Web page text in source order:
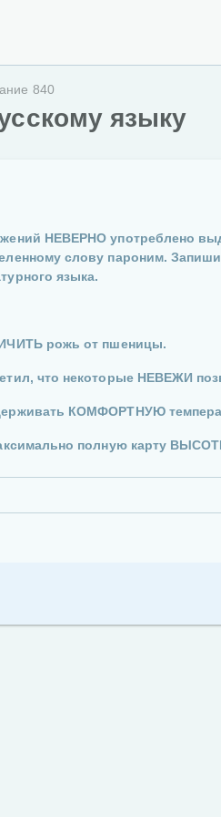
840
языку
НЕВЕРНО употреблено
слову пароним.
языка.
рожь от пшеницы.
что некоторые НЕВЕЖИ
КОМФОРТНУЮ
полную карту